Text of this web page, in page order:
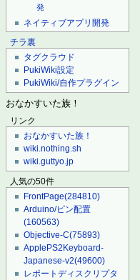
発
ネイティブアプリ開発
チラ裏
タグクラウド
PukiWiki設定
PukiWiki/自作プラグイン
おなかすいた族！
リンク
おなかすいた族！
wiki.nothing.sh
wiki.guttyo.jp
人気の50件
FrontPage(284810)
Arduino/ピン配置
(160563)
Objective-C(75893)
ApplePS2Keyboard-
Japanese-v2(49600)
レポートディスクリプタ